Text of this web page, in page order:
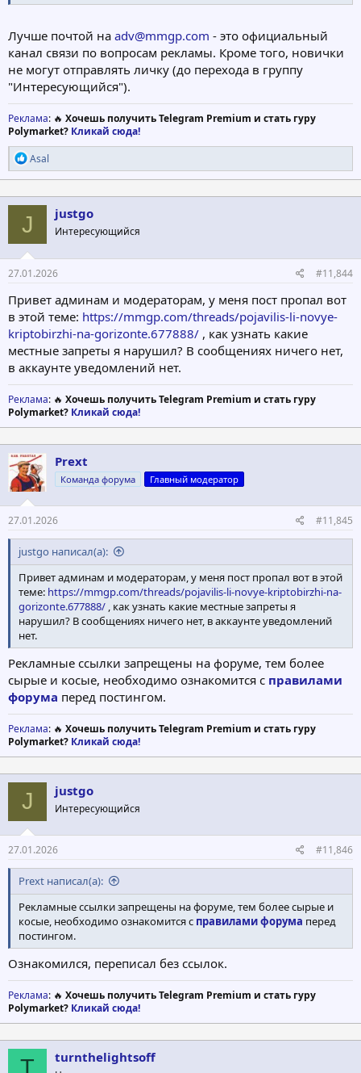
Лучше почтой на adv@mmgp.com - это официальный
канал связи по вопросам рекламы. Кроме того, новички
не могут отправлять личку (до перехода в группу
"Интересующийся").
Реклама: 🔥 Хочешь получить Telegram Premium и стать гуру
Polymarket? Кликай сюда!
Р
е
а
к
ц
и
и
:
Asal
J justgo
Интересующийся
27.01.2026 #11,844
Привет админам и модераторам, у меня пост пропал вот
в этой теме: https://mmgp.com/threads/pojavilis-li-novye-
kriptobirzhi-na-gorizonte.677888/ , как узнать какие
местные запреты я нарушил? В сообщениях ничего нет,
в аккаунте уведомлений нет.
Реклама: 🔥 Хочешь получить Telegram Premium и стать гуру
Polymarket? Кликай сюда!
Prext
Команда форума Главный модератор
27.01.2026 #11,845
justgo написал(а):
Привет админам и модераторам, у меня пост пропал вот в этой
теме: https://mmgp.com/threads/pojavilis-li-novye-kriptobirzhi-na-
gorizonte.677888/ , как узнать какие местные запреты я
нарушил? В сообщениях ничего нет, в аккаунте уведомлений
нет.
Рекламные ссылки запрещены на форуме, тем более
сырые и косые, необходимо ознакомится с правилами
форума перед постингом.
Реклама: 🔥 Хочешь получить Telegram Premium и стать гуру
Polymarket? Кликай сюда!
J justgo
Интересующийся
27.01.2026 #11,846
Prext написал(а):
Рекламные ссылки запрещены на форуме, тем более сырые и
косые, необходимо ознакомится с правилами форума перед
постингом.
Ознакомился, переписал без ссылок.
Реклама: 🔥 Хочешь получить Telegram Premium и стать гуру
Polymarket? Кликай сюда!
T turnthelightsoff